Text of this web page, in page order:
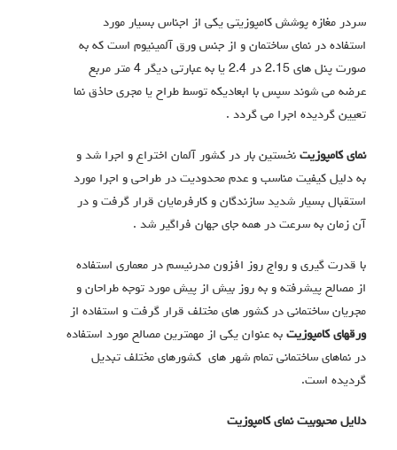
سردر مغازه پوشش کامپوزیتی یکی از اجناس بسیار مورد
استفاده در نمای ساختمان و از جنس ورق آلمینیوم است که به
صورت پنل های 2.15 در 2.4 یا به عبارتی دیگر 4 متر مربع
عرضه می شوند سپس با ابعادیکه توسط طراح یا مجری حاذق نما
تعیین گردیده اجرا می گردد .
نمای کامپوزیت نخستین بار در کشور آلمان اختراع و اجرا شد و
به دلیل کیفیت مناسب و عدم محدودیت در طراحی و اجرا مورد
استقبال بسیار شدید سازندگان و کارفرمایان قرار گرفت و در
آن زمان به سرعت در همه جای جهان فراگیر شد .
با قدرت گیری و رواج روز افزون مدرنیسم در معماری استفاده
از مصالح پیشرفته و به روز بیش از پیش مورد توجه طراحان و
مجریان ساختمانی در کشور های مختلف قرار گرفت و استفاده از
ورقهای کامپوزیت به عنوان یکی از مهمترین مصالح مورد استفاده
در نماهای ساختمانی تمام شهر های کشورهای مختلف تبدیل
گردیده است.
دلایل محبوبیت نمای کامپوزیت